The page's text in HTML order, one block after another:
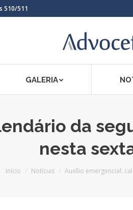
510/511
GALERIA
da
nesta
Você está aqui:
Início Notícias Auxílio emergencial: